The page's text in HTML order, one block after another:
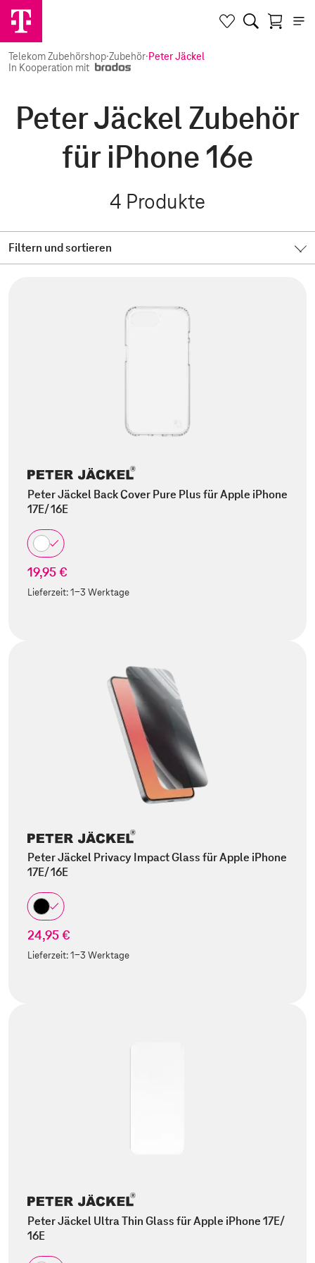
Telekom Zubehörshop·Zubehör·Peter Jäckel
In Kooperation mit
Peter Jäckel Zubehör
für iPhone 16e
4 Produkte
Filtern und sortieren
Peter Jäckel Back Cover Pure Plus für Apple iPhone
17E/ 16E
19,95 €
Lieferzeit:1-3 Werktage
Peter Jäckel Privacy Impact Glass für Apple iPhone
17E/ 16E
24,95 €
Lieferzeit:1-3 Werktage
Peter Jäckel Ultra Thin Glass für Apple iPhone 17E/
16E